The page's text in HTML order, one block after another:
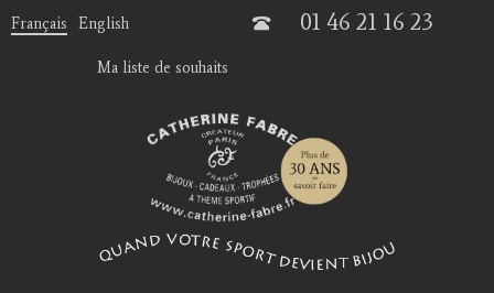
Français English 01 46 21 16 23
Ma liste de souhaits